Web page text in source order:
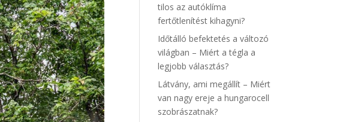
tilos az autóklíma
fertőtlenítést kihagyni?
Időtálló befektetés a változó
világban – Miért a tégla a
legjobb választás?
Látvány, ami megállít – Miért
van nagy ereje a hungarocell
szobrászatnak?